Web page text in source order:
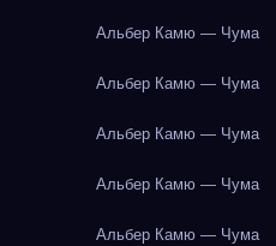
Альбер Камю — Чума
Альбер Камю — Чума
Альбер Камю — Чума
Альбер Камю — Чума
Альбер Камю — Чума